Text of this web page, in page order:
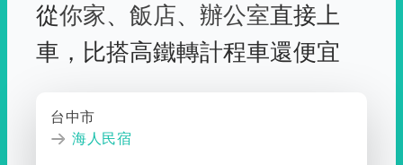
從你家、 飯店、 辦公室直接上
車， 比搭高鐵轉計程車還便宜
台中市
海人民宿